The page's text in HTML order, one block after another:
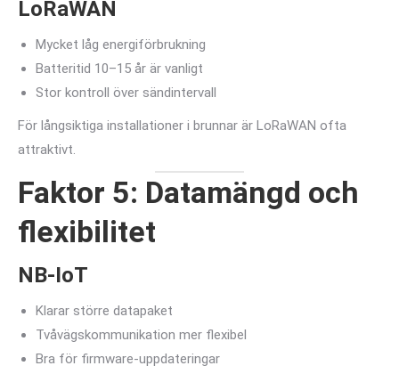
LoRaWAN
Mycket låg energiförbrukning
Batteritid 10–15 år är vanligt
Stor kontroll över sändintervall
För långsiktiga installationer i brunnar är LoRaWAN ofta
attraktivt.
Faktor 5: Datamängd och
flexibilitet
NB-IoT
Klarar större datapaket
Tvåvägskommunikation mer flexibel
Bra för firmware-uppdateringar